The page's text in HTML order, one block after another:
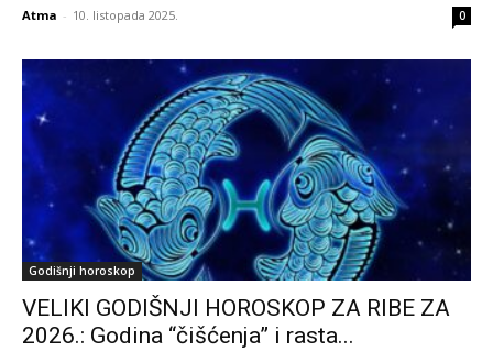
Atma - 10. listopada 2025. 0
Godišnji horoskop
VELIKI GODIŠNJI HOROSKOP ZA RIBE ZA
2026.: Godina “čišćenja” i rasta...